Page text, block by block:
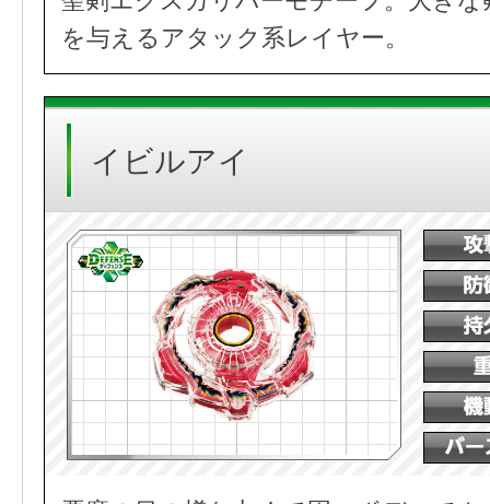
を与えるアタック系レイヤー。
イビルアイ